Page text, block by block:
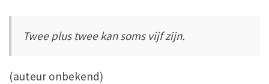
Twee plus twee kan soms vijf zijn.
(auteur onbekend)